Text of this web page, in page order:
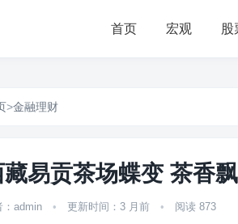
首页 宏观 股
>金融理财
藏易贡茶场蝶变 茶香
：admin • 更新时间：3 月前 • 阅读 873